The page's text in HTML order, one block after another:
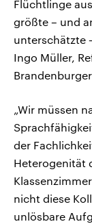
Flüchtlinge
größte – und
unterschätzte
Ingo Müller,
„Wir müssen
der
Heterogenität
nicht diese
unlösbare